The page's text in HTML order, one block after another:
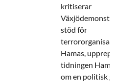
kritiserar
Växjödemonstrationens
stöd för
terrororganisationen
Hamas, upprepar
tidningen Hamas lögn
om en politisk gren och